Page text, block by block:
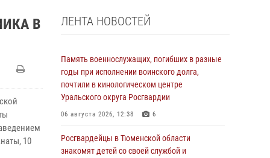
В
10
ЛЕНТА НОВОСТЕЙ
Память военнослужащих, погибших в разные
годы при исполнении воинского долга,
почтили в кинологическом центре
Уральского округа Росгвардии
06 августа 2026, 12:38 6
Росгвардейцы в Тюменской области
знакомят детей со своей службой и